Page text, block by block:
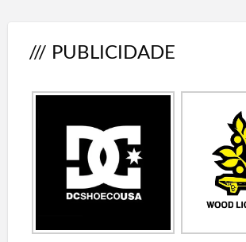
/// PUBLICIDADE